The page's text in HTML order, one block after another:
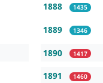
1888 1435
1889 1346
1890 1417
1891 1460